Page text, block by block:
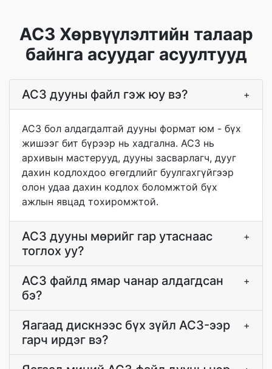
AC3 Хөрвүүлэлтийн талаар
байнга асуудаг асуултууд
AC3 дууны файл гэж юу вэ? +
AC3 бол алдагдалтай дууны формат юм - бүх
жишээг бит бүрээр нь хадгална. AC3 нь
архивын мастерууд, дууны засварлагч, дууг
дахин кодлохдоо өгөгдлийг буулгахгүйгээр
олон удаа дахин кодлох боломжтой бүх
ажлын явцад тохиромжтой.
AC3 дууны мөрийг гар утаснаас
тоглох уу?
+
AC3 файлд ямар чанар алдагдсан
бэ?
+
Яагаад дискнээс бүх зүйл AC3-ээр
гарч ирдэг вэ?
+